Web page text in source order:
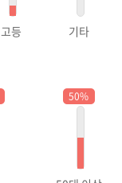
고등 기타
50%